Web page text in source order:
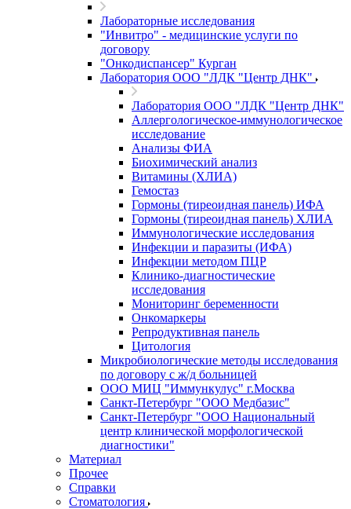
Лабораторные исследования
"Инвитро" - медицинские услуги по
договору
"Онкодиспансер" Курган
Лаборатория ООО "ЛДК "Центр ДНК"
Лаборатория ООО "ЛДК "Центр ДНК"
Аллергологическое-иммунологическое
исследование
Анализы ФИА
Биохимический анализ
Витамины (ХЛИА)
Гемостаз
Гормоны (тиреоидная панель) ИФА
Гормоны (тиреоидная панель) ХЛИА
Иммунологические исследования
Инфекции и паразиты (ИФА)
Инфекции методом ПЦР
Клинико-диагностические
исследования
Мониторинг беременности
Онкомаркеры
Репродуктивная панель
Цитология
Микробиологические методы исследования
по договору с ж/д больницей
ООО МИЦ "Иммункулус" г.Москва
Санкт-Петербург "ООО Медбазис"
Санкт-Петербург "ООО Национальный
центр клинической морфологической
диагностики"
Материал
Прочее
Справки
Стоматология